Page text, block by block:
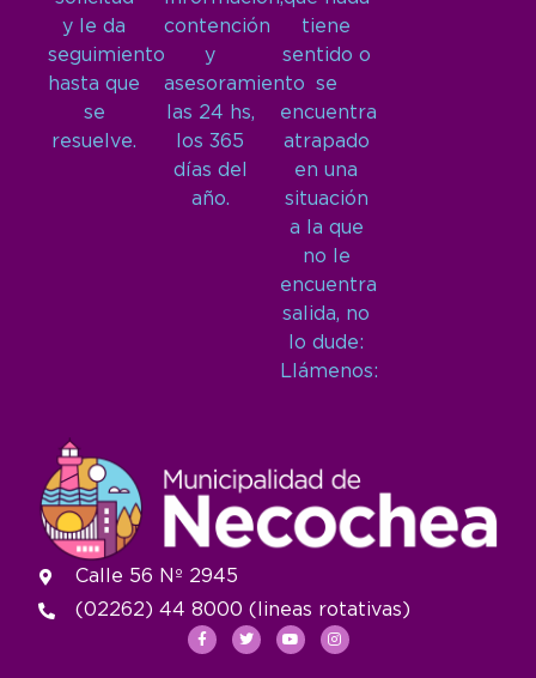
y le da
seguimiento
hasta que
se
resuelve.
contención
y
asesoramiento
las 24 hs,
los 365
días del
año.
tiene
sentido o
se
encuentra
atrapado
en una
situación
a la que
no le
encuentra
salida, no
lo dude:
Llámenos:
Calle 56 Nº 2945
(02262) 44 8000 (lineas rotativas)